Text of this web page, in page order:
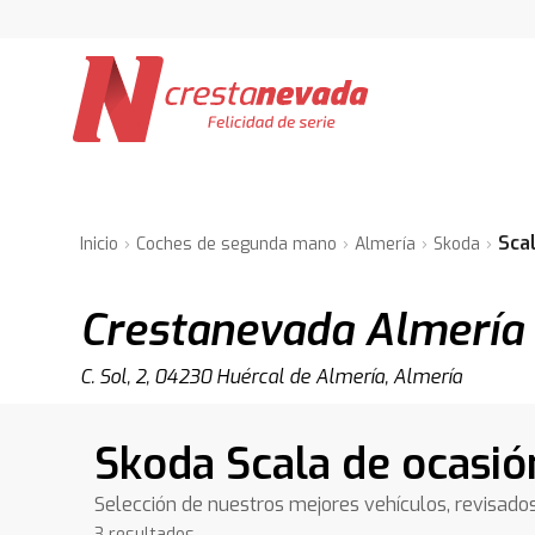
Inicio Coches de segunda mano Almería Skoda
Crestanevada Almería
C. Sol, 2, 04230 Huércal de Almería, Almería
Skoda Scala de
Selección de nuestros mejores vehículos,